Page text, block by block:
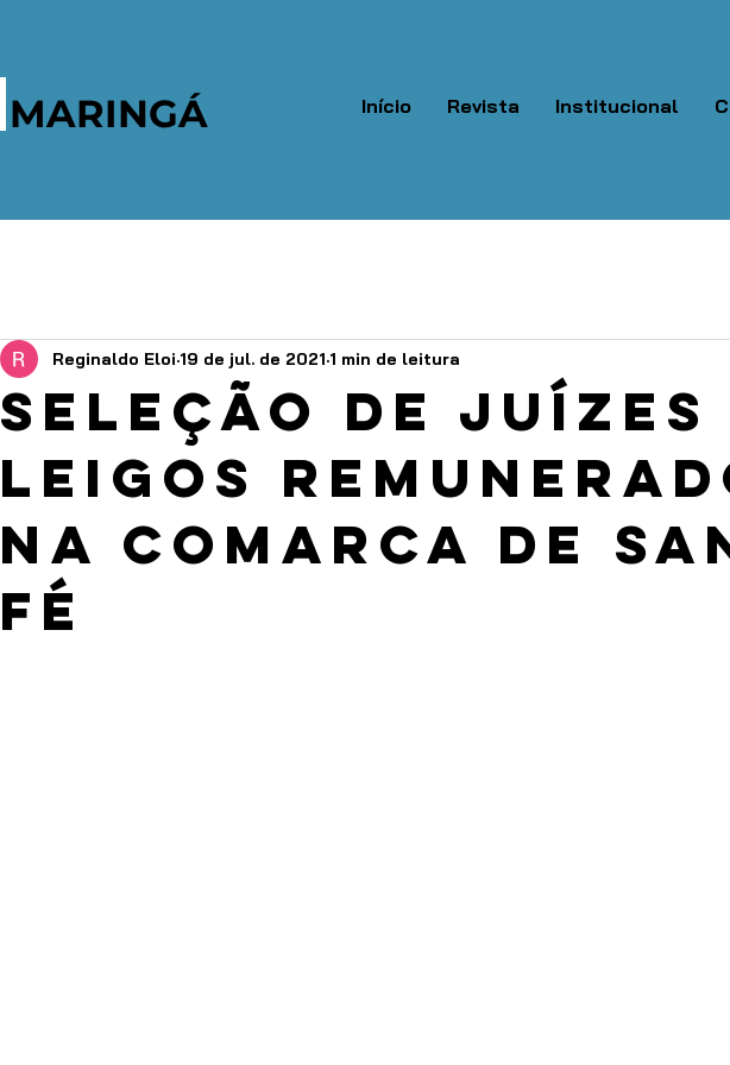
Início Revista Institucional
MARINGÁ
Seleção de juízes
leigos
na Comarca de
Fé
Reginaldo Eloi 19 de jul. de 2021 1 min de leitura